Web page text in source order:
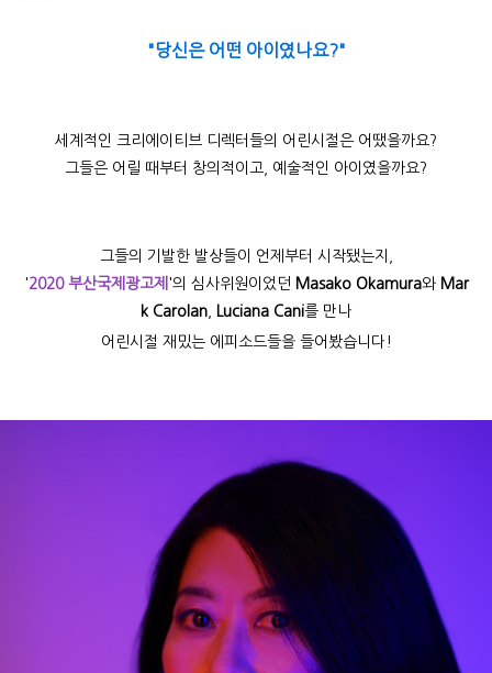
"당신은 어떤 아이였나요?"
세계적인 크리에이티브 디렉터들의 어린시절은 어땠을까요?
그들은 어릴 때부터 창의적이고, 예술적인 아이였을까요?
그들의 기발한 발상들이 언제부터 시작됐는지,
'2020 부산국제광고제 '의 심사위원이었던 Masako Okamura와 Mar
k Carolan
Luciana Cani를 만나
어린시절 재밌는 에피소드들을 들어봤습니다!